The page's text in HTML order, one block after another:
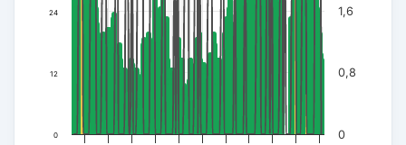
0
12
24
0
0,8
1,6